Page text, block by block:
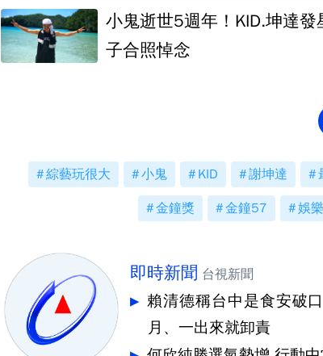
小鬼逝世5週年！KID.坤達
子合照悼念
綜藝玩很大 小鬼 KID 謝坤達
金鐘獎 金鐘57 娛樂
即時新聞 台視新聞
賴清德稱台中是食安破
月、一出來就卸責